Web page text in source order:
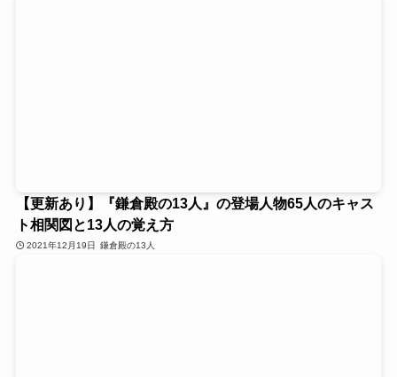
【更新あり】『鎌倉殿の13人』の登場人物65人のキャス
ト相関図と13人の覚え方
2021年12月19日 鎌倉殿の13人